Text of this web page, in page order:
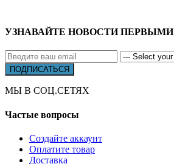
УЗНАВАЙТЕ НОВОСТИ ПЕРВЫМИ
МЫ В СОЦ.СЕТЯХ
Частые вопросы
Создайте аккаунт
Оплатите товар
Доставка